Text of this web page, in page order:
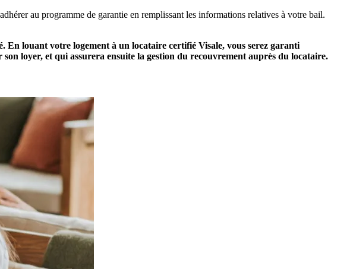
au programme de garantie en remplissant les informations relatives à votre bail.
louant votre logement à un locataire certifié Visale, vous serez garanti
loyer, et qui assurera ensuite la gestion du recouvrement auprès du locataire.